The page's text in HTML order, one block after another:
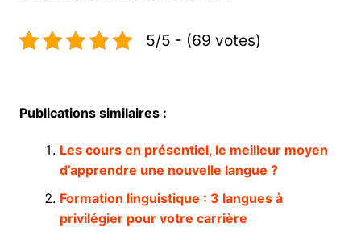
5/5 - (69 votes)
Publications similaires :
Les cours en présentiel, le meilleur moyen
d’apprendre une nouvelle langue ?
Formation linguistique : 3 langues à
privilégier pour votre carrière